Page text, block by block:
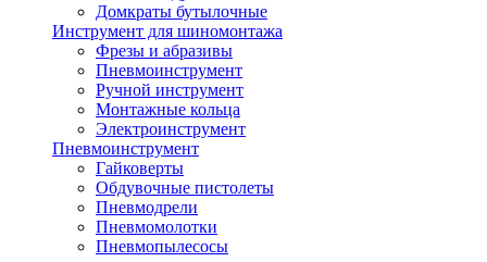
Домкраты бутылочные
Инструмент для шиномонтажа
Фрезы и абразивы
Пневмоинструмент
Ручной инструмент
Монтажные кольца
Электроинструмент
Пневмоинструмент
Гайковерты
Обдувочные пистолеты
Пневмодрели
Пневмомолотки
Пневмопылесосы